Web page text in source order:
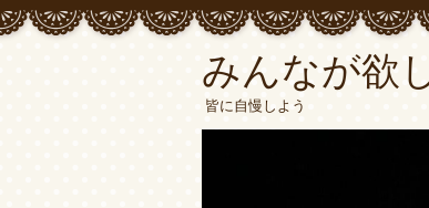
みんなが欲
皆に自慢しよう